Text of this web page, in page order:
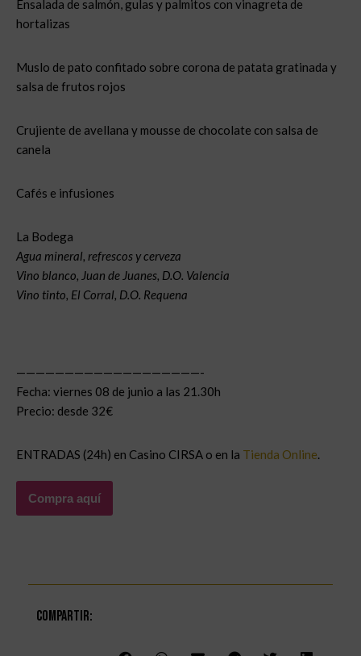
Ensalada de salmón, gulas y palmitos con vinagreta de
hortalizas
Muslo de pato confitado sobre corona de patata gratinada y
salsa de frutos rojos
Crujiente de avellana y mousse de chocolate con salsa de
canela
Cafés e infusiones
La Bodega
Agua mineral, refrescos y cerveza
Vino blanco, Juan de Juanes, D.O. Valencia
Vino tinto, El Corral, D.O. Requena
———————————————————-
Fecha: viernes 08 de junio a las 21.30h
Precio: desde 32€
ENTRADAS (24h) en Casino CIRSA o en la Tienda Online.
Compra aquí
Compartir: